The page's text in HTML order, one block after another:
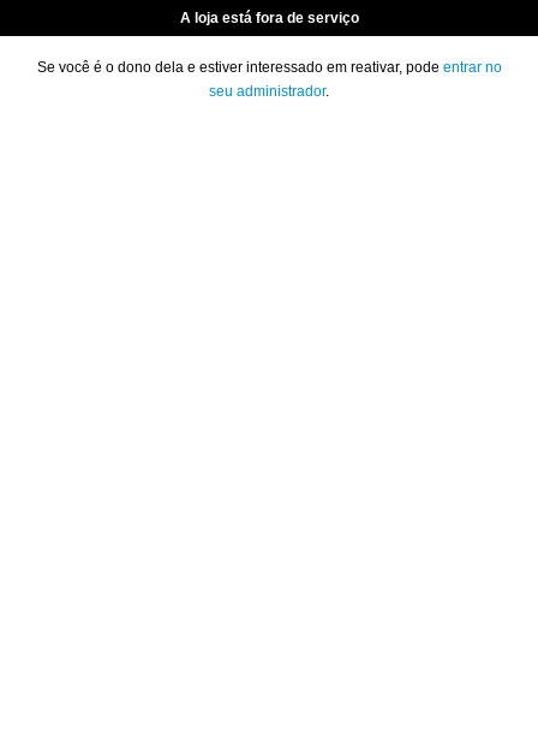
A loja está fora de serviço
Se você é o dono dela e estiver interessado em reativar, pode entrar no
seu administrador.